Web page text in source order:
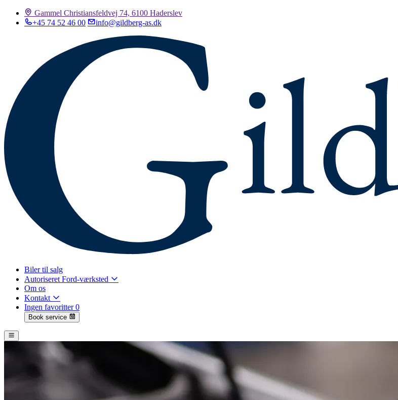
Gammel Christiansfeldvej 74, 6100 Haderslev
+45 74 52 46 00
info@gildberg-as.dk
Biler til salg
Autoriseret Ford-værksted
Om os
Kontakt
Ingen favoritter 0
Book service